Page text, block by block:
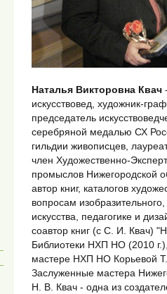
Наталья Викторовна Квач
искусствовед, художник-
председатель
серебряной медалью СХ
гильдии живописцев,
член Художественно-
промыслов Нижегородской
автор книг, каталогов
вопросам
искусства, педагогике и
соавтор книг (с С. И. Квач)
Библиотеки НХП НО (2010
мастере НХП НО Корьевой
Заслуженные мастера
Н. В. Квач - одна из